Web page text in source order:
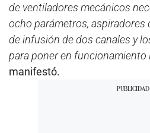
de ventiladores mecánicos
ocho parámetros, aspiradores
de infusión de dos canales y
para poner en funcionamiento
manifestó.